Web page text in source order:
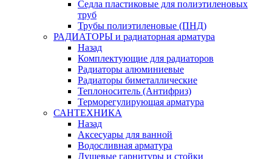
Седла пластиковые для полиэтиленовых
труб
Трубы полиэтиленовые (ПНД)
РАДИАТОРЫ и радиаторная арматура
Назад
Комплектующие для радиаторов
Радиаторы алюминиевые
Радиаторы биметаллические
Теплоноситель (Антифриз)
Терморегулирующая арматура
САНТЕХНИКА
Назад
Аксесуары для ванной
Водосливная арматура
Душевые гарнитуры и стойки